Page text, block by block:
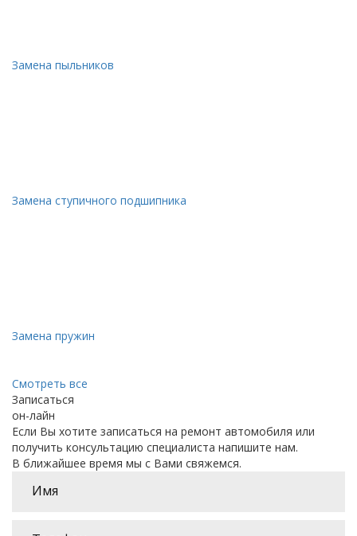
Замена пыльников
Замена ступичного подшипника
Замена пружин
Смотреть все
Записаться
он-лайн
Если Вы хотите записаться на ремонт автомобиля или
получить консультацию специалиста напишите нам.
В ближайшее время мы с Вами свяжемся.